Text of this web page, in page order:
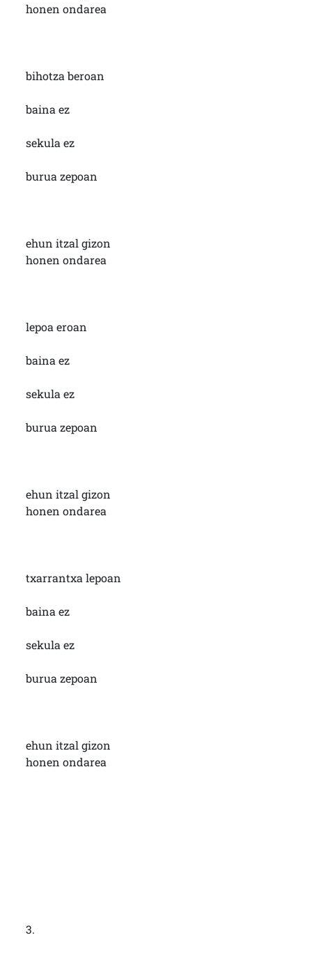
honen ondarea
bihotza beroan
baina ez
sekula ez
burua zepoan
ehun itzal gizon
honen ondarea
lepoa eroan
baina ez
sekula ez
burua zepoan
ehun itzal gizon
honen ondarea
txarrantxa lepoan
baina ez
sekula ez
burua zepoan
ehun itzal gizon
honen ondarea
3.